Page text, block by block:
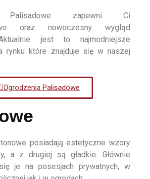
Palisadowe zapewni Ci
oraz nowoczesny wygląd
jest to najmodniejsze
rynku które znajduje się w naszej
Ogrodzenia Palisadowe
posiadają estetyczne wzory
a z drugiej są gładkie. Głównie
je na posesjach prywatnych, w